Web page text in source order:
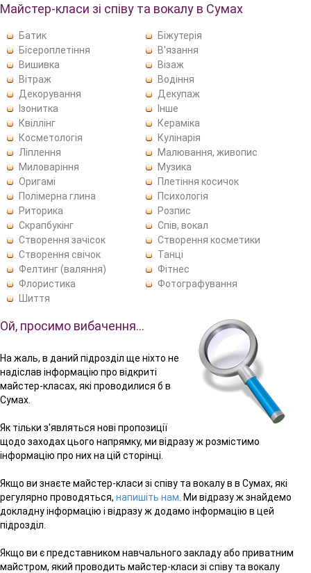
Майстер-класи зі співу та вокалу в Сумах
Батик
Біжутерія
Бісероплетіння
В'язання
Вишивка
Візаж
Вітраж
Водіння
Декорування
Декупаж
Ізонитка
Інше
Квіллінг
Кераміка
Косметологія
Кулінарія
Ліплення
Малювання, живопис
Миловаріння
Музика
Оригамі
Плетіння косичок
Полімерна глина
Психологія
Риторика
Розпис
Скрапбукінг
Спів, вокал
Створення зачісок
Створення косметики
Створення свічок
Танці
Фелтинг (валяння)
Фітнес
Флористика
Фотографування
Шиття
Ой, просимо вибачення…
На жаль, в даний підрозділ ще ніхто не
надіслав інформацію про відкриті
майстер-класах, які проводилися б в
Сумах.
Як тільки з'являться нові пропозиції
щодо заходах цього напрямку, ми відразу ж розмістимо
інформацію про них на цій сторінці.
Якщо ви знаєте майстер-класи зі співу та вокалу в в Сумах, які
регулярно проводяться, напишіть нам . Ми відразу ж знайдемо
докладну інформацію і відразу ж додамо інформацію в цей
підрозділ.
Якщо ви є представником навчального закладу або приватним
майстром, який проводить майстер-класи зі співу та вокалу